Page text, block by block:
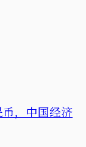
币，中国经济